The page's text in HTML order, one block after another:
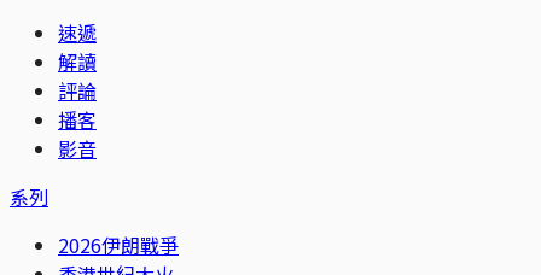
速遞
解讀
評論
播客
影音
系列
2026伊朗戰爭